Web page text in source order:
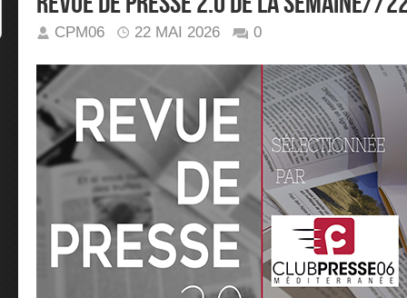
CPM06 22 MAI 2026 0